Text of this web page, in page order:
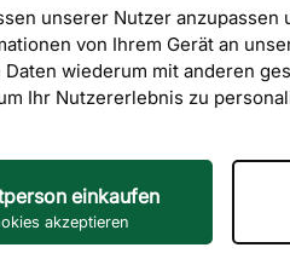
unserer Nutzer anzupassen
von Ihrem Gerät an
wiederum mit anderen
Ihr Nutzererlebnis zu
einkaufen
akzeptieren